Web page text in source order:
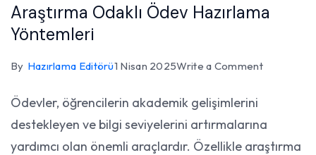
Araştırma Odaklı Ödev Hazırlama
Yöntemleri
By Hazırlama Editörü1 Nisan 2025Write a Commenton
Ödev
Hazırlama
Ödevler, öğrencilerin akademik gelişimlerini
destekleyen ve bilgi seviyelerini artırmalarına
yardımcı olan önemli araçlardır. Özellikle araştırma